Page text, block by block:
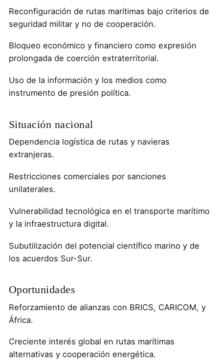
Reconfiguración de rutas marítimas bajo criterios de
seguridad militar y no de cooperación.
Bloqueo económico y financiero como expresión
prolongada de coerción extraterritorial.
Uso de la información y los medios como
instrumento de presión política.
Situación nacional
Dependencia logística de rutas y navieras
extranjeras.
Restricciones comerciales por sanciones
unilaterales.
Vulnerabilidad tecnológica en el transporte marítimo
y la infraestructura digital.
Subutilización del potencial científico marino y de
los acuerdos Sur-Sur.
Oportunidades
Reforzamiento de alianzas con BRICS, CARICOM, y
África.
Creciente interés global en rutas marítimas
alternativas y cooperación energética.